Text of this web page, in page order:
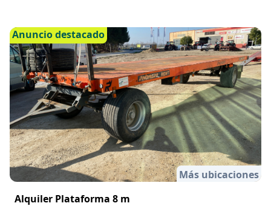
Anuncio destacado
Más ubicaciones
Alquiler Plataforma 8 m